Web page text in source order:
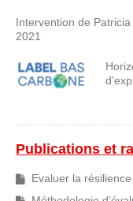
Intervention de
2021
Publications et
Evaluer la